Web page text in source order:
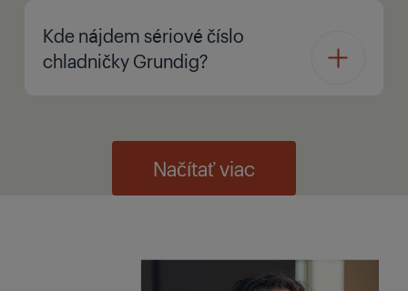
Kde nájdem sériové číslo
chladničky Grundig?
Načítať viac